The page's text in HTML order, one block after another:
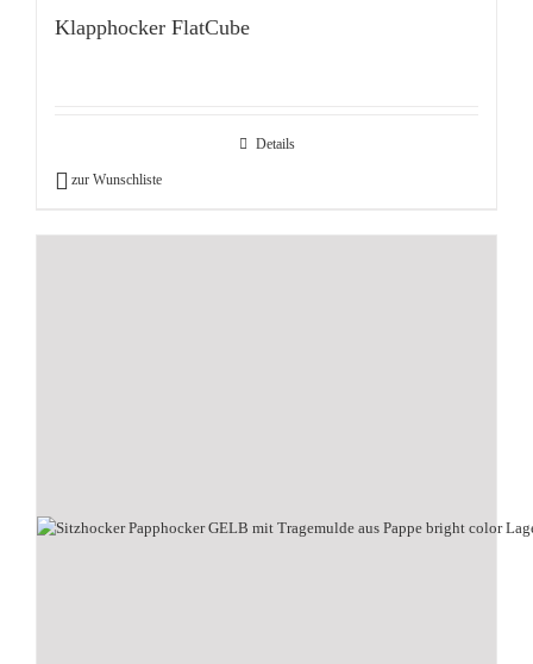
Klapphocker FlatCube
Details
zur Wunschliste